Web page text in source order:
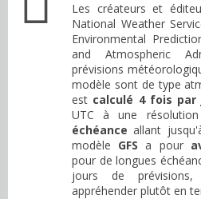
Les créateurs et
National Weather
Environmental
and Atmospheric
prévisions
modèle sont de type
est calculé 4 fois par
UTC à une
échéance allant
modèle GFS a pour
pour de longues
jours de
appréhender plutôt en